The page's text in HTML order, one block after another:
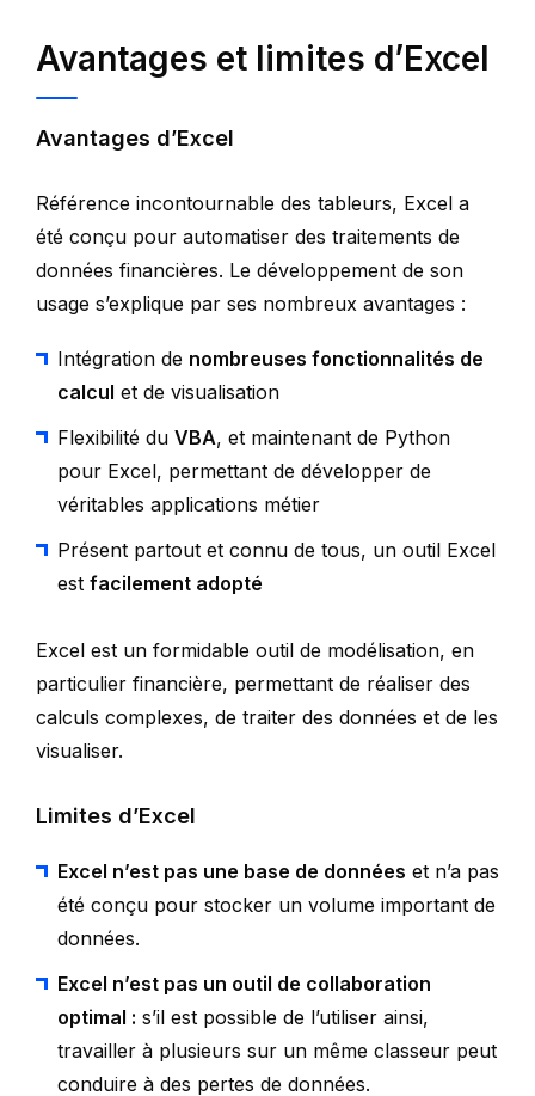
Avantages et limites d’Excel
Avantages d’Excel
Référence incontournable des tableurs, Excel a
été conçu pour automatiser des traitements de
données financières. Le développement de son
usage s’explique par ses nombreux avantages :
Intégration de nombreuses fonctionnalités de
calcul et de visualisation
Flexibilité du VBA, et maintenant de Python
pour Excel, permettant de développer de
véritables applications métier
Présent partout et connu de tous, un outil Excel
est facilement adopté
Excel est un formidable outil de modélisation, en
particulier financière, permettant de réaliser des
calculs complexes, de traiter des données et de les
visualiser.
Limites d’Excel
Excel n’est pas une base de données et n’a pas
été conçu pour stocker un volume important de
données.
Excel n’est pas un outil de collaboration
optimal : s’il est possible de l’utiliser ainsi,
travailler à plusieurs sur un même classeur peut
conduire à des pertes de données.